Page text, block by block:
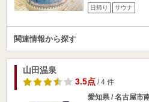
日帰り サウナ
関連情報から探す
山田温泉
3.5点/ 4 件
愛知県 / 名古屋市